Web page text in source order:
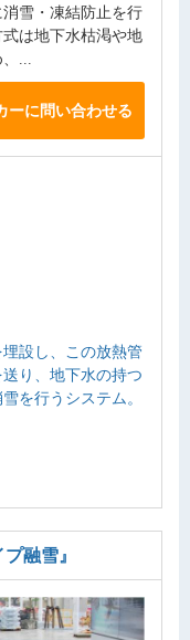
雪・凍結防止を行
は地下水枯渇や地
...
ーに問い合わせる
設し、この放熱管
り、地下水の持つ
を行うシステム。
融雪』